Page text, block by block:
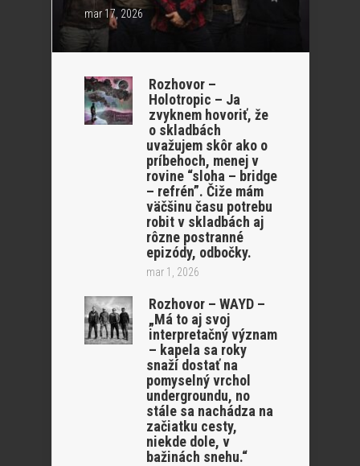
mar 17, 2026
Rozhovor –
Holotropic – Ja
zvyknem hovoriť, že
o skladbách
uvažujem skôr ako o
príbehoch, menej v
rovine “sloha – bridge
– refrén”. Čiže mám
väčšinu času potrebu
robit v skladbách aj
rôzne postranné
epizódy, odbočky.
mar 1, 2026
Rozhovor – WAYD –
„Má to aj svoj
interpretačný význam
– kapela sa roky
snaží dostať na
pomyselný vrchol
undergroundu, no
stále sa nachádza na
začiatku cesty,
niekde dole, v
bažinách snehu.“